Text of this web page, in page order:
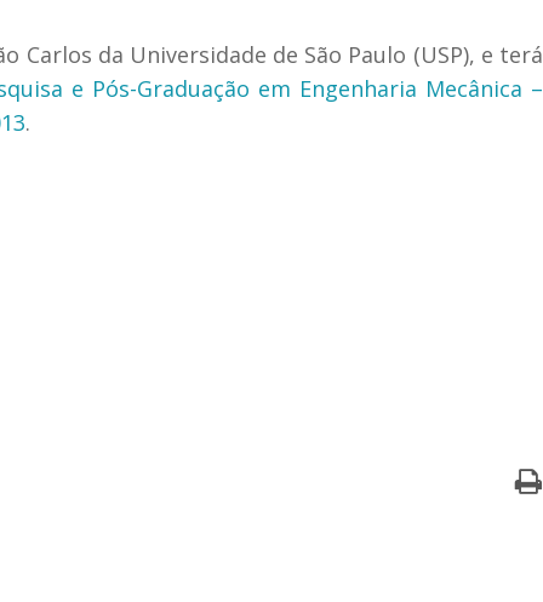
da Universidade de São Paulo (USP), e terá
e Pós-Graduação em Engenharia Mecânica –
.